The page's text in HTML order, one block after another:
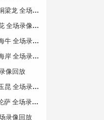
0
8月02日 中超第21轮 深圳新鹏城vs重庆铜梁龙 全场录像回放
0
8月02日 中超第21轮 辽宁铁人vs上海申花 全场录像回放
0
8月02日 中超第21轮 青岛西海岸vs青岛海牛 全场录像回放
0
7月25日 中超第20轮 辽宁铁人vs青岛西海岸 全场录像回放
像回放
0
8月01日 中超第21轮 天津津门虎vs云南玉昆 全场录像回放
0
8月02日 足球友谊赛 皇家马德里vs佛罗伦萨 全场录像回放
录像回放